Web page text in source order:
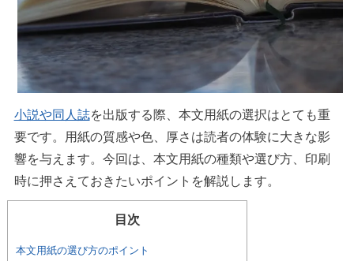
小説や同人誌を出版する際、本文用紙の選択はとても重
要です。用紙の質感や色、厚さは読者の体験に大きな影
響を与えます。今回は、本文用紙の種類や選び方、印刷
時に押さえておきたいポイントを解説します。
目次
本文用紙の選び方のポイント